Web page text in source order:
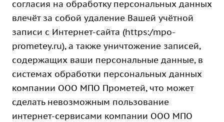
согласия на обработку персональных данных
влечёт за собой удаление Вашей учётной
записи с Интернет-сайта (https:/mpo-
prometey.ru), а также уничтожение записей,
содержащих ваши персональные данные, в
системах обработки персональных данных
компании ООО МПО Прометей, что может
сделать невозможным пользование
интернет-сервисами компании ООО МПО